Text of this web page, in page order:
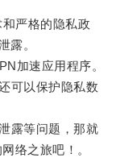
严格的隐私政
露。
加速应用程序。
可以保护隐私数
露等问题，那就
络之旅吧！。